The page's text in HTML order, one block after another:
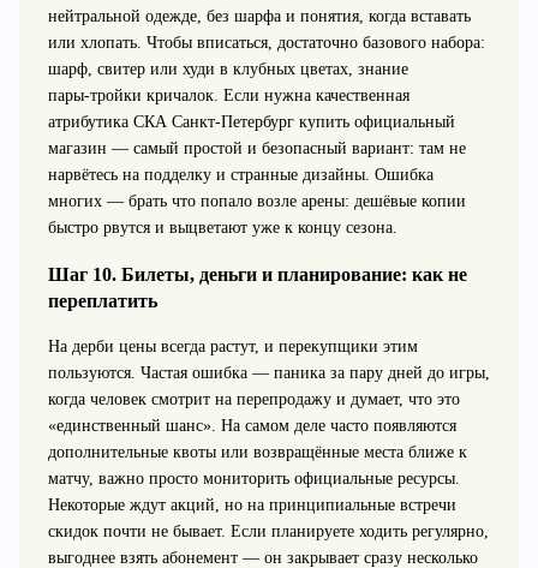
нейтральной одежде, без шарфа и понятия, когда вставать
или хлопать. Чтобы вписаться, достаточно базового набора:
шарф, свитер или худи в клубных цветах, знание
пары‑тройки кричалок. Если нужна качественная
атрибутика СКА Санкт‑Петербург купить официальный
магазин — самый простой и безопасный вариант: там не
нарвётесь на подделку и странные дизайны. Ошибка
многих — брать что попало возле арены: дешёвые копии
быстро рвутся и выцветают уже к концу сезона.
Шаг 10. Билеты, деньги и планирование: как не
переплатить
На дерби цены всегда растут, и перекупщики этим
пользуются. Частая ошибка — паника за пару дней до игры,
когда человек смотрит на перепродажу и думает, что это
«единственный шанс». На самом деле часто появляются
дополнительные квоты или возвращённые места ближе к
матчу, важно просто мониторить официальные ресурсы.
Некоторые ждут акций, но на принципиальные встречи
скидок почти не бывает. Если планируете ходить регулярно,
выгоднее взять абонемент — он закрывает сразу несколько